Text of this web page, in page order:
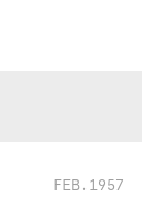
FEB.1957